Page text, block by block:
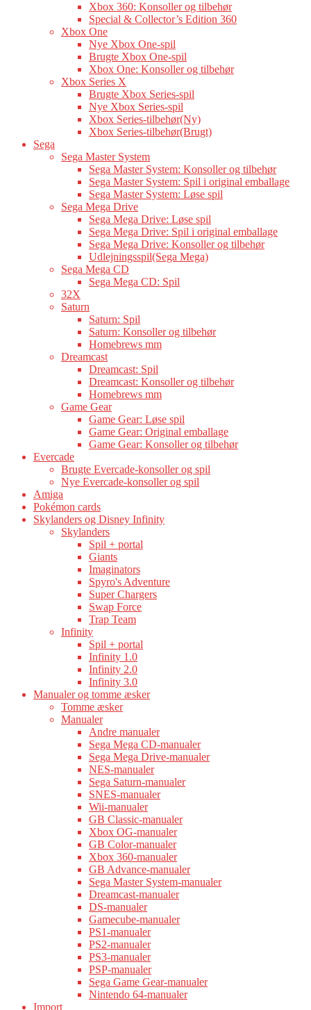
Xbox 360: Konsoller og tilbehør
Special & Collector’s Edition 360
Xbox One
Nye Xbox One-spil
Brugte Xbox One-spil
Xbox One: Konsoller og tilbehør
Xbox Series X
Brugte Xbox Series-spil
Nye Xbox Series-spil
Xbox Series-tilbehør(Ny)
Xbox Series-tilbehør(Brugt)
Sega
Sega Master System
Sega Master System: Konsoller og tilbehør
Sega Master System: Spil i original emballage
Sega Master System: Løse spil
Sega Mega Drive
Sega Mega Drive: Løse spil
Sega Mega Drive: Spil i original emballage
Sega Mega Drive: Konsoller og tilbehør
Udlejningsspil(Sega Mega)
Sega Mega CD
Sega Mega CD: Spil
32X
Saturn
Saturn: Spil
Saturn: Konsoller og tilbehør
Homebrews mm
Dreamcast
Dreamcast: Spil
Dreamcast: Konsoller og tilbehør
Homebrews mm
Game Gear
Game Gear: Løse spil
Game Gear: Original emballage
Game Gear: Konsoller og tilbehør
Evercade
Brugte Evercade-konsoller og spil
Nye Evercade-konsoller og spil
Amiga
Pokémon cards
Skylanders og Disney Infinity
Skylanders
Spil + portal
Giants
Imaginators
Spyro's Adventure
Super Chargers
Swap Force
Trap Team
Infinity
Spil + portal
Infinity 1.0
Infinity 2.0
Infinity 3.0
Manualer og tomme æsker
Tomme æsker
Manualer
Andre manualer
Sega Mega CD-manualer
Sega Mega Drive-manualer
NES-manualer
Sega Saturn-manualer
SNES-manualer
Wii-manualer
GB Classic-manualer
Xbox OG-manualer
GB Color-manualer
Xbox 360-manualer
GB Advance-manualer
Sega Master System-manualer
Dreamcast-manualer
DS-manualer
Gamecube-manualer
PS1-manualer
PS2-manualer
PS3-manualer
PSP-manualer
Sega Game Gear-manualer
Nintendo 64-manualer
Import